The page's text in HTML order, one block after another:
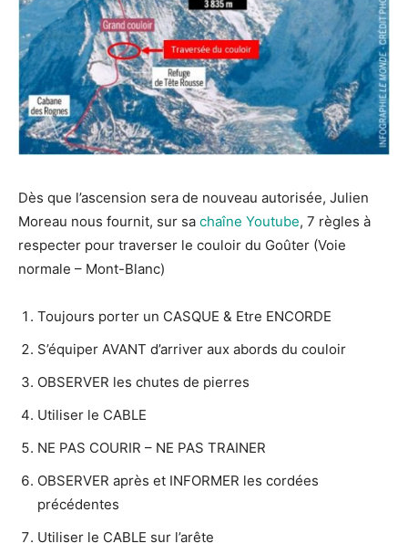
Dès que l’ascension sera de nouveau autorisée, Julien
Moreau nous fournit, sur sa chaîne Youtube, 7 règles à
respecter pour traverser le couloir du Goûter (Voie
normale – Mont-Blanc)
Toujours porter un CASQUE & Etre ENCORDE
S’équiper AVANT d’arriver aux abords du couloir
OBSERVER les chutes de pierres
Utiliser le CABLE
NE PAS COURIR – NE PAS TRAINER
OBSERVER après et INFORMER les cordées
précédentes
Utiliser le CABLE sur l’arête